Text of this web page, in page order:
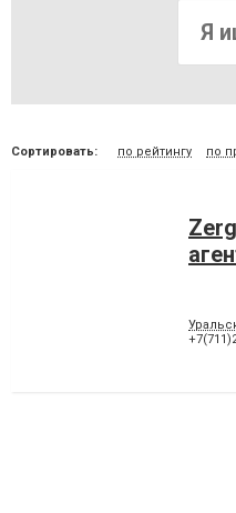
Сортировать: по рейтингу по